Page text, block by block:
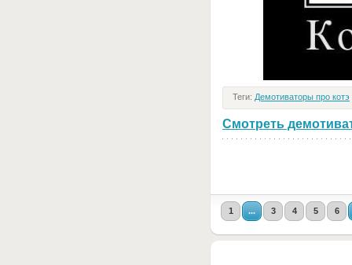
Теги: Демотиваторы про котэ
Смотреть
1 ... 3 4 5 6